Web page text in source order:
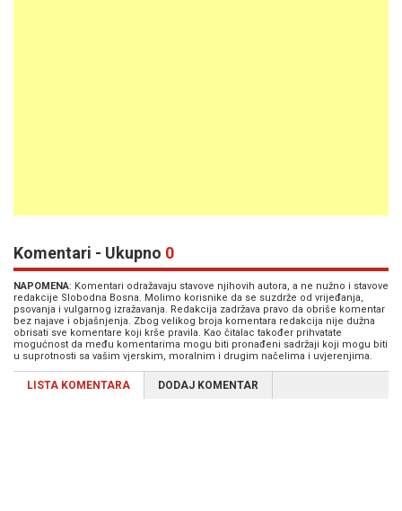
Komentari - Ukupno 0
NAPOMENA: Komentari odražavaju stavove njihovih autora, a ne nužno i stavove
redakcije Slobodna Bosna. Molimo korisnike da se suzdrže od vrijeđanja,
psovanja i vulgarnog izražavanja. Redakcija zadržava pravo da obriše komentar
bez najave i objašnjenja. Zbog velikog broja komentara redakcija nije dužna
obrisati sve komentare koji krše pravila. Kao čitalac također prihvatate
mogućnost da među komentarima mogu biti pronađeni sadržaji koji mogu biti
u suprotnosti sa vašim vjerskim, moralnim i drugim načelima i uvjerenjima.
LISTA KOMENTARA DODAJ KOMENTAR